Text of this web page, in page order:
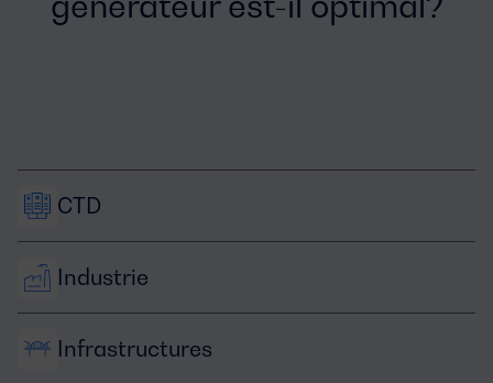
CTD
Industrie
Infrastructures